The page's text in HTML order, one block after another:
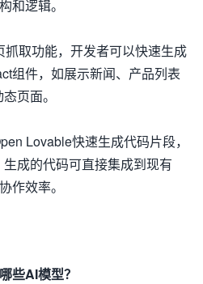
和逻辑。
取功能，开发者可以快速生成
组件，如展示新闻、产品列表
页面。
Lovable快速生成代码片段，
成的代码可直接集成到现有
作效率。
些AI模型？